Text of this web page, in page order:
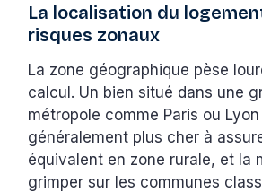
La localisation du
risques zonaux
La zone géographique pèse
calcul. Un bien situé dans une
métropole comme Paris ou
généralement plus cher à
équivalent en zone rurale, et la
grimper sur les communes